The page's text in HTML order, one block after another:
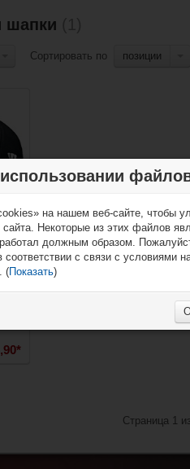
шапки
Сортировать по позиции
Страница 1
на нашем веб-сайте, чтобы
Некоторые из этих файлов
должным образом.
с связи с условиями
(Показать)